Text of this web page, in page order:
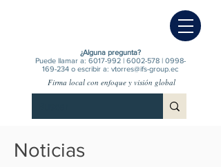
¿Alguna pregunta?
Puede llamar a: 6017-992| 6002-578| 0998-
169-234 o escribir a: vtorres@ifs-group.ec
Firma local con enfoque y visión global
Noticias